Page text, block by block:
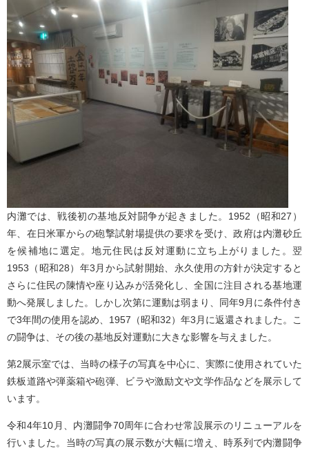
内灘では、戦後初の基地反対闘争が起きました。1952（昭和27）
年、在日米軍からの砲撃試射場提供の要求を受け、政府は内灘砂丘
を候補地に選定。地元住民は反対運動に立ち上がりました。翌
1953（昭和28）年3月から試射開始、永久使用の方針が決定すると
さらに住民の陳情や座り込みが活発化し、全国に注目される基地運
動へ発展しました。しかし次第に運動は弱まり、同年9月に条件付き
で3年間の使用を認め、1957（昭和32）年3月に返還されました。こ
の闘争は、その後の基地反対運動に大きな影響を与えました。
第2展示室では、当時の様子の写真を中心に、実際に使用されていた
鉄板道路や弾薬箱や砲弾、ビラや激励文や文学作品などを展示して
います。
令和4年10月、内灘闘争70周年に合わせ常設展示のリニューアルを
行いました。当時の写真の展示数が大幅に増え、時系列で内灘闘争